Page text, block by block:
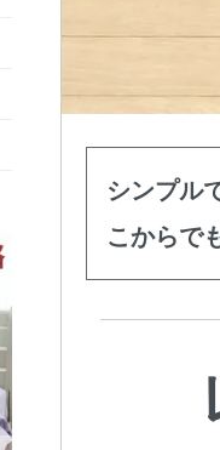
シンプル
こからで